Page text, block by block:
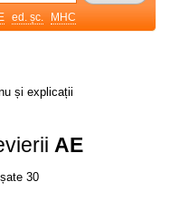
ed. șc. MHC
și explicații
AE
30